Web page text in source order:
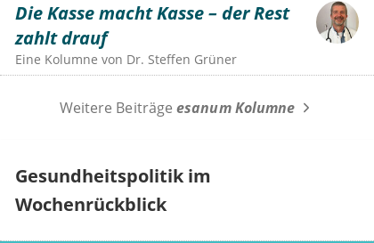
Die Kasse macht Kasse – der Rest
zahlt drauf
Eine Kolumne von Dr. Steffen Grüner
Weitere Beiträgeesanum Kolumne
Gesundheitspolitik im
Wochenrückblick